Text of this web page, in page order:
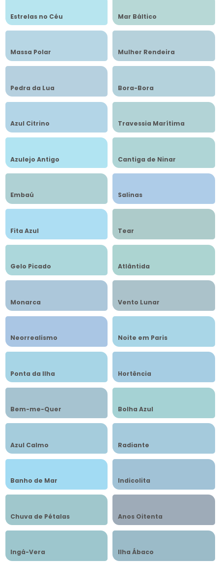
Estrelas no Céu Mar Báltico
Massa Polar Mulher Rendeira
Pedra da Lua Bora-Bora
Azul Citrino Travessia Marítima
Azulejo Antigo Cantiga de Ninar
Embaú Salinas
Fita Azul Tear
Gelo Picado Atlântida
Monarca Vento Lunar
Neorrealismo Noite em Paris
Ponta da Ilha Hortência
Bem-me-Quer Bolha Azul
Azul Calmo Radiante
Banho de Mar Indicolita
Chuva de Pétalas Anos Oitenta
Ingá-Vera Ilha Ábaco